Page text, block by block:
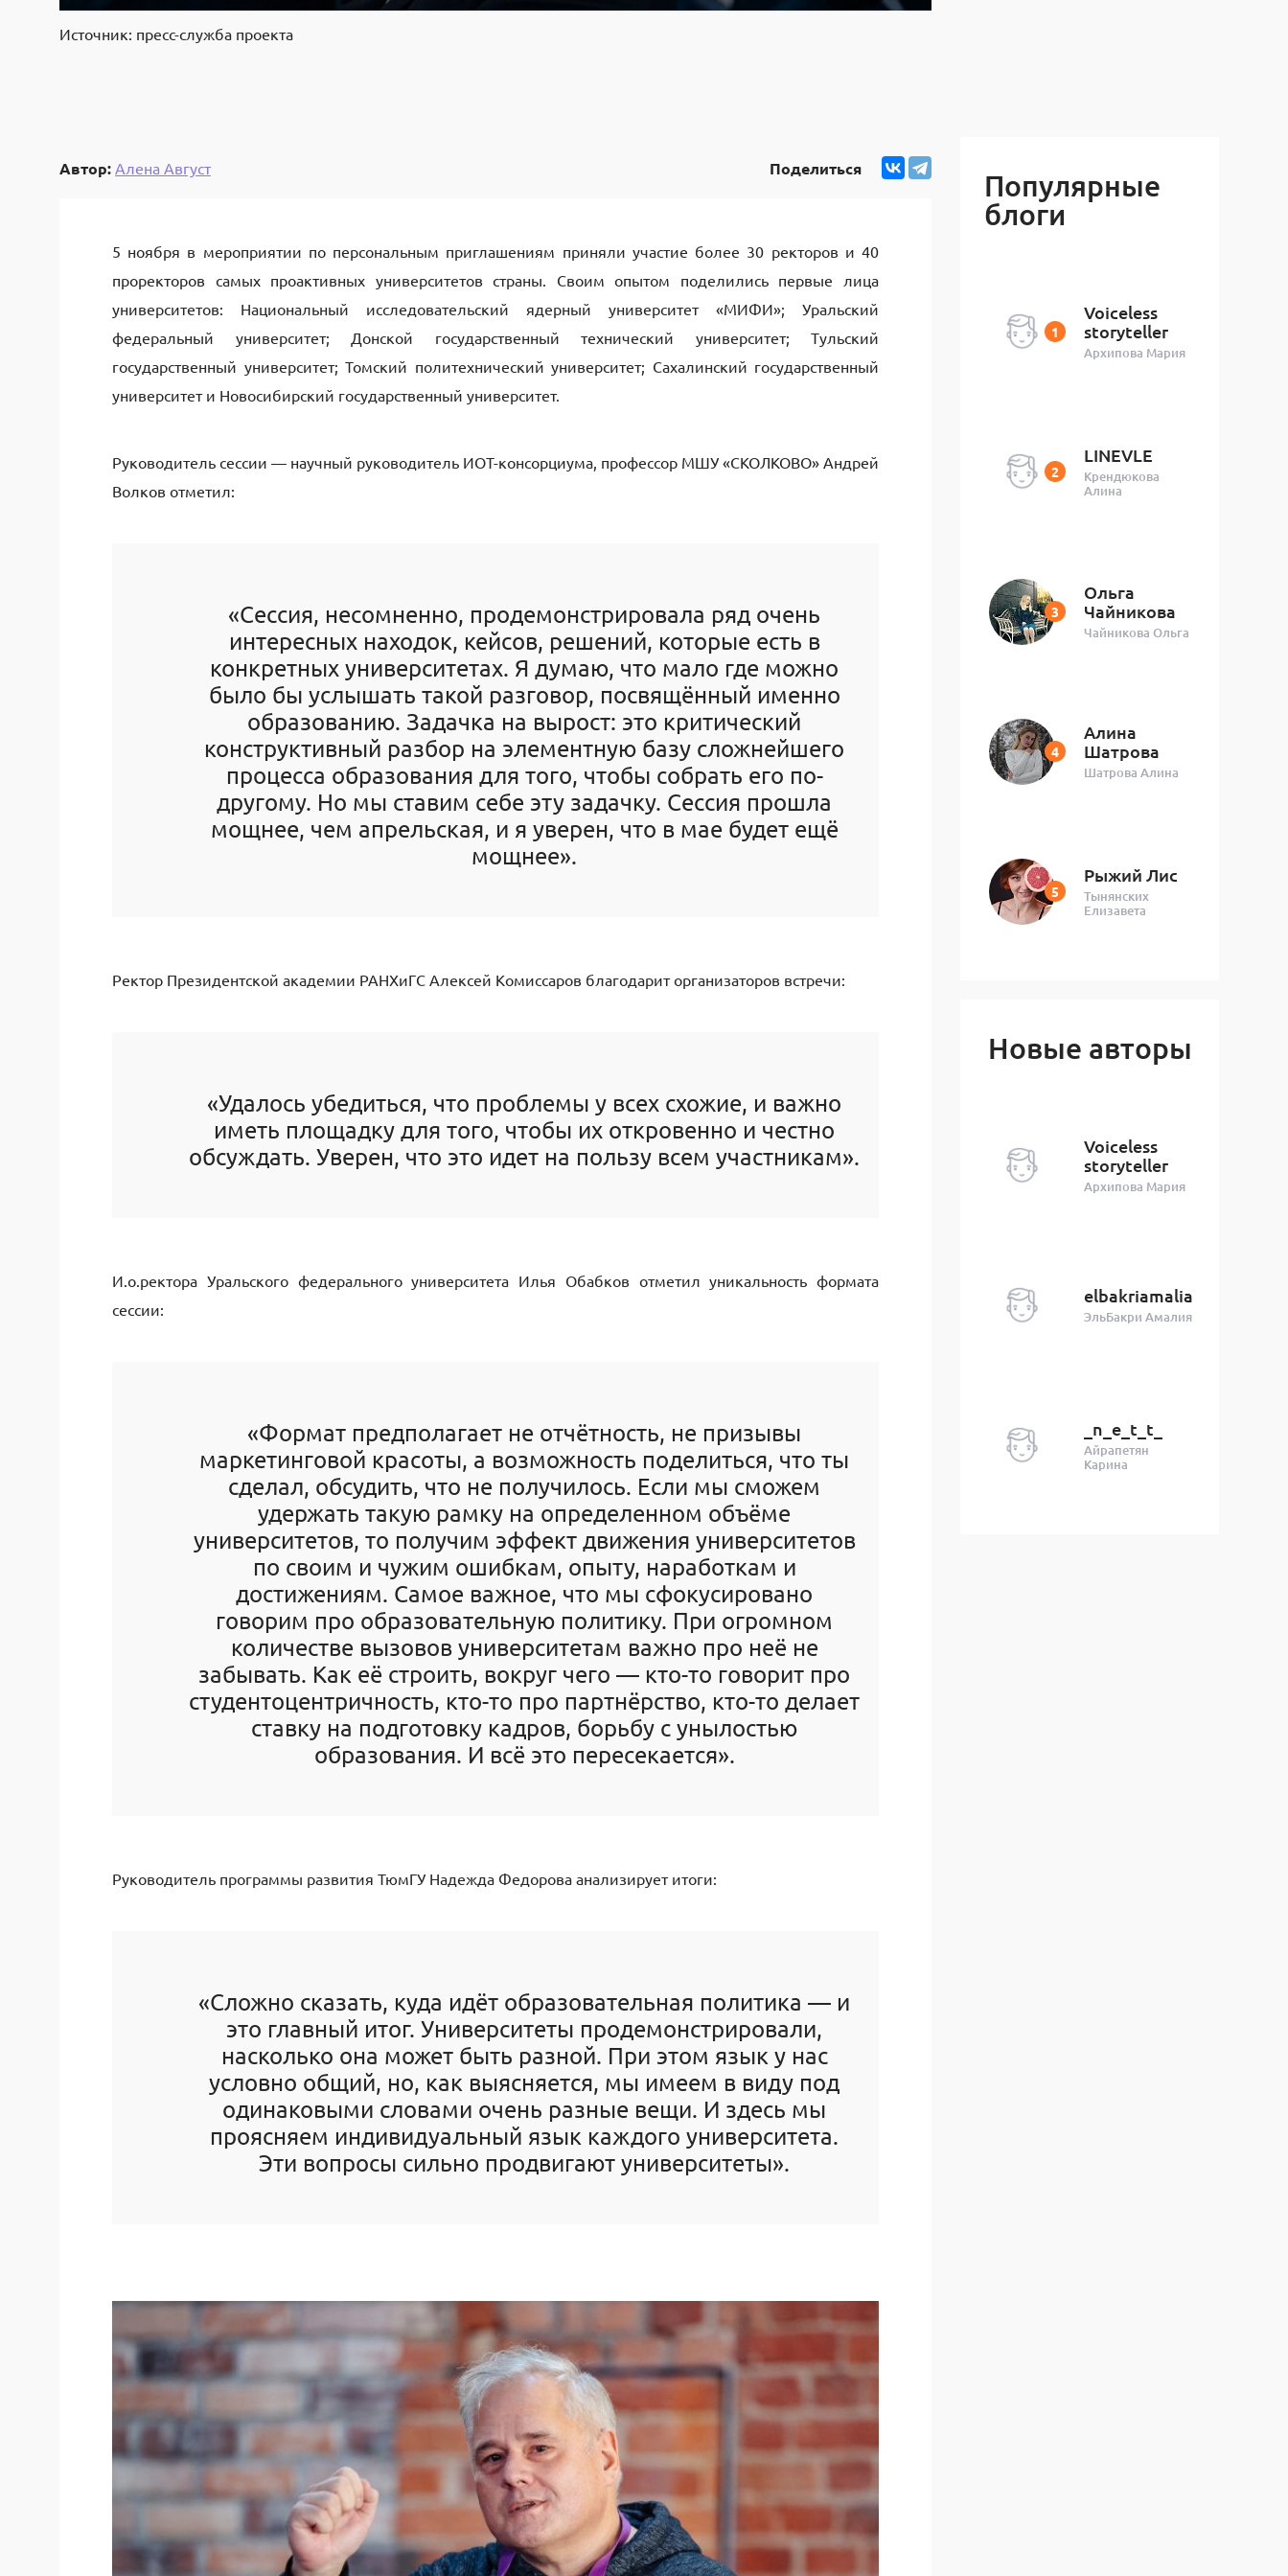
Источник: пресс-служба проекта
Автор: Алена Август Поделиться
5 ноября в мероприятии по персональным приглашениям приняли участие более 30 ректоров и 40
проректоров самых проактивных университетов страны. Своим опытом поделились первые лица
университетов: Национальный исследовательский ядерный университет «МИФИ»; Уральский
федеральный университет; Донской государственный технический университет; Тульский
государственный университет; Томский политехнический университет; Сахалинский государственный
университет и Новосибирский государственный университет.
Руководитель сессии — научный руководитель ИОТ-консорциума, профессор МШУ «СКОЛКОВО» Андрей
Волков отметил:
«Сессия, несомненно, продемонстрировала ряд очень
интересных находок, кейсов, решений, которые есть в
конкретных университетах. Я думаю, что мало где можно
было бы услышать такой разговор, посвящённый именно
образованию. Задачка на вырост: это критический
конструктивный разбор на элементную базу сложнейшего
процесса образования для того, чтобы собрать его по-
другому. Но мы ставим себе эту задачку. Сессия прошла
мощнее, чем апрельская, и я уверен, что в мае будет ещё
мощнее».
Ректор Президентской академии РАНХиГС Алексей Комиссаров благодарит организаторов встречи:
«Удалось убедиться, что проблемы у всех схожие, и важно
иметь площадку для того, чтобы их откровенно и честно
обсуждать. Уверен, что это идет на пользу всем участникам».
И.о.ректора Уральского федерального университета Илья Обабков отметил уникальность формата
сессии:
«Формат предполагает не отчётность, не призывы
маркетинговой красоты, а возможность поделиться, что ты
сделал, обсудить, что не получилось. Если мы сможем
удержать такую рамку на определенном объёме
университетов, то получим эффект движения университетов
по своим и чужим ошибкам, опыту, наработкам и
достижениям. Самое важное, что мы сфокусировано
говорим про образовательную политику. При огромном
количестве вызовов университетам важно про неё не
забывать. Как её строить, вокруг чего — кто-то говорит про
студентоцентричность, кто-то про партнёрство, кто-то делает
ставку на подготовку кадров, борьбу с унылостью
образования. И всё это пересекается».
Руководитель программы развития ТюмГУ Надежда Федорова анализирует итоги:
«Сложно сказать, куда идёт образовательная политика — и
это главный итог. Университеты продемонстрировали,
насколько она может быть разной. При этом язык у нас
условно общий, но, как выясняется, мы имеем в виду под
одинаковыми словами очень разные вещи. И здесь мы
проясняем индивидуальный язык каждого университета.
Эти вопросы сильно продвигают университеты».
Популярные
блоги
Voiceless
storyteller
Архипова Мария
LINEVLE
Крендюкова
Алина
Ольга
Чайникова
Чайникова Ольга
Алина
Шатрова
Шатрова Алина
Рыжий Лис
Тынянских
Елизавета
Новые авторы
Voiceless
storyteller
Архипова Мария
elbakriamalia
ЭльБакри Амалия
_n_e_t_t_
Айрапетян
Карина